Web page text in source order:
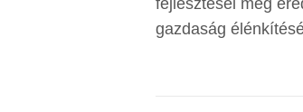
fejlesztései még
gazdaság